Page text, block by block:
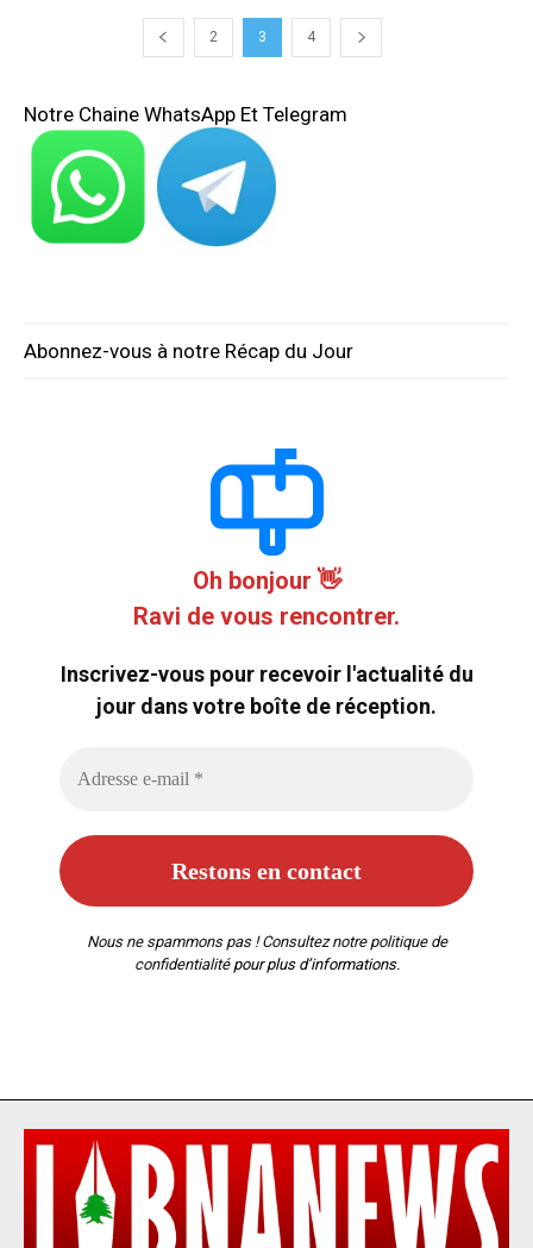
2 3 4
Notre Chaine WhatsApp Et Telegram
Abonnez-vous à notre Récap du Jour
Oh bonjour 👋
Ravi de vous rencontrer.
Inscrivez-vous pour recevoir l'actualité du
jour dans votre boîte de réception.
Nous ne spammons pas ! Consultez notre politique de
confidentialitépour plus d’informations.